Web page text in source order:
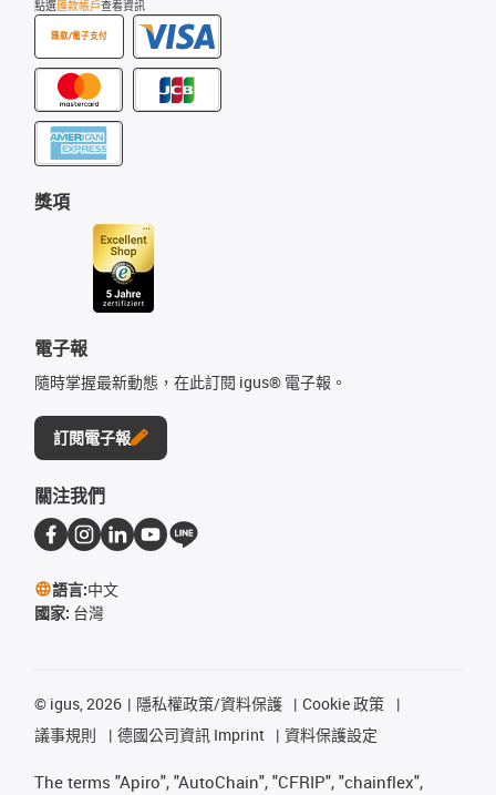
點選匯款帳戶查看資訊
匯款/電子支付
獎項
電子報
隨時掌握最新動態，在此訂閱 igus® 電子報。
訂閱電子報
關注我們
語言:中文
國家: 台灣
© igus, 2026 隱私權政策/資料保護
Cookie 政策
議事規則
德國公司資訊 Imprint 資料保護設定
The terms "Apiro", "AutoChain", "CFRIP", "chainflex",